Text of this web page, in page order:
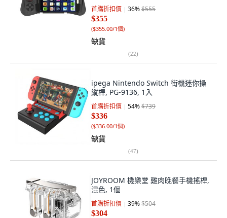
首購折扣價 36%$555
$355
($355.00/1個)
缺貨
(22)
ipega Nintendo Switch 街機迷你操
縱桿, PG-9136, 1入
首購折扣價 54%$739
$336
($336.00/1個)
缺貨
(47)
JOYROOM 機樂堂 雞肉晚餐手機搖桿,
混色, 1個
首購折扣價 39%$504
$304